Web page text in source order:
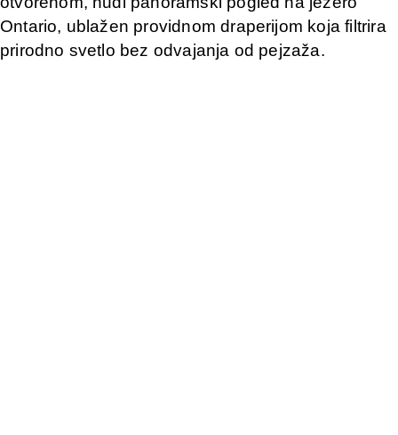
Ontario, ublažen providnom draperijom koja filtrira
prirodno svetlo bez odvajanja od pejzaža.